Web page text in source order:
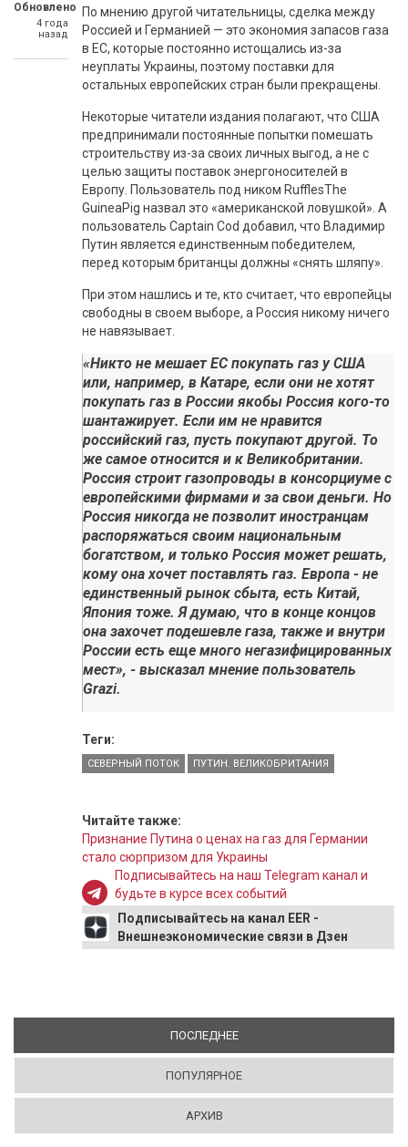
Обновлено
4 года
назад
По мнению другой читательницы, сделка между
Россией и Германией — это экономия запасов газа
в ЕС, которые постоянно истощались из-за
неуплаты Украины, поэтому поставки для
остальных европейских стран были прекращены.
Некоторые читатели издания полагают, что США
предпринимали постоянные попытки помешать
строительству из-за своих личных выгод, а не с
целью защиты поставок энергоносителей в
Европу. Пользователь под ником RufflesThe
GuineaPig назвал это «американской ловушкой». А
пользователь Captain Cod добавил, что Владимир
Путин является единственным победителем,
перед которым британцы должны «снять шляпу».
При этом нашлись и те, кто считает, что европейцы
свободны в своем выборе, а Россия никому ничего
не навязывает.
«Никто не мешает ЕС покупать газ у США
или, например, в Катаре, если они не хотят
покупать газ в России якобы Россия кого-то
шантажирует. Если им не нравится
российский газ, пусть покупают другой. То
же самое относится и к Великобритании.
Россия строит газопроводы в консорциуме с
европейскими фирмами и за свои деньги. Но
Россия никогда не позволит иностранцам
распоряжаться своим национальным
богатством, и только Россия может решать,
кому она хочет поставлять газ. Европа - не
единственный рынок сбыта, есть Китай,
Япония тоже. Я думаю, что в конце концов
она захочет подешевле газа, также и внутри
России есть еще много негазифицированных
мест», - высказал мнение пользователь
Grazi.
Теги:
СЕВЕРНЫЙ ПОТОК ПУТИН. ВЕЛИКОБРИТАНИЯ
Читайте также:
Признание Путина о ценах на газ для Германии
стало сюрпризом для Украины
Подписывайтесь на наш Telegram канал и
будьте в курсе всех событий
Подписывайтесь на канал EER -
Внешнеэкономические связи в Дзен
ПОСЛЕДНЕЕ(АКТИВНАЯ ВКЛАДКА)
ПОПУЛЯРНОЕ
АРХИВ